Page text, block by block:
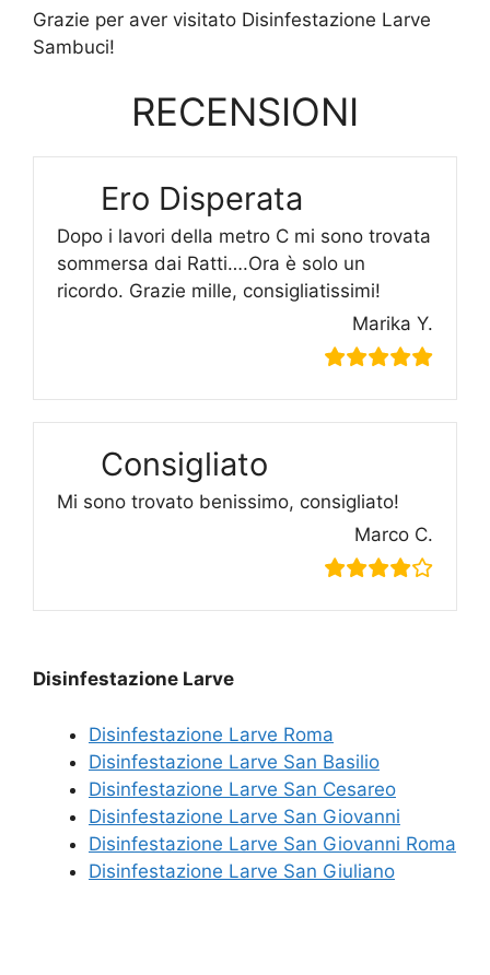
Grazie per aver visitato Disinfestazione Larve
Sambuci!
RECENSIONI
Ero Disperata
Dopo i lavori della metro C mi sono trovata
sommersa dai Ratti….Ora è solo un
ricordo. Grazie mille, consigliatissimi!
Marika Y.
Consigliato
Mi sono trovato benissimo, consigliato!
Marco C.
Disinfestazione Larve
Disinfestazione Larve Roma
Disinfestazione Larve San Basilio
Disinfestazione Larve San Cesareo
Disinfestazione Larve San Giovanni
Disinfestazione Larve San Giovanni Roma
Disinfestazione Larve San Giuliano